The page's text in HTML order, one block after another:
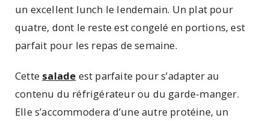
un excellent lunch le lendemain. Un plat pour
quatre, dont le reste est congelé en portions, est
parfait pour les repas de semaine.
Cette salade est parfaite pour s’adapter au
contenu du réfrigérateur ou du garde-manger.
Elle s’accommodera d’une autre protéine, un